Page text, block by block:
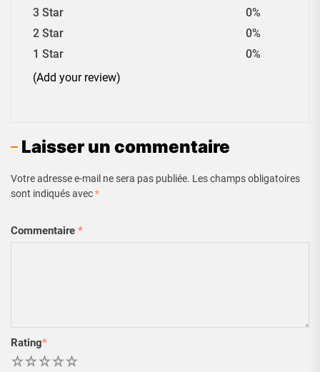
3 Star
0%
2 Star
0%
1 Star
0%
(Add your review)
Laisser un commentaire
Votre adresse e-mail ne sera pas publiée. Les champs obligatoires
sont indiqués avec*
Commentaire *
Rating*
5
4
3
2